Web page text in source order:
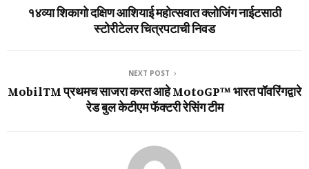
१४व्या शिकागो दक्षिण आशियाई महोत्सवात क्लोजिंग नाईटसाठी
स्टोरीटेलर चित्रपटाची निवड
NEXT POST
MobilTM प्रथमच साजरा करत आहे MotoGP™️ भारत पॉवरिंगद्वारे
रेड बुल केटीएम फॅक्टरी रेसिंग टीम